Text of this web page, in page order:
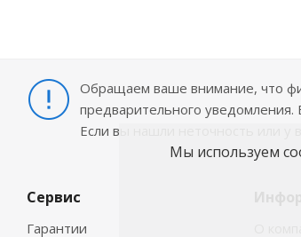
Обращаем ваше внимание, что
предварительного уведомления.
Если вы нашли неточность или у
Сервис
Гарантии
Мы используем